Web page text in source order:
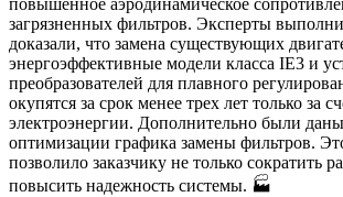
повышенное аэродинамическое
загрязненных фильтров. Эксперты
доказали, что замена существующих
энергоэффективные модели класса IE3 и
преобразователей для плавного
окупятся за срок менее трех лет только за
электроэнергии. Дополнительно были
оптимизации графика замены фильтров.
позволило заказчику не только сократить
повысить надежность системы. 🏭